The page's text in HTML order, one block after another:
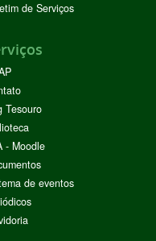
de Serviços
Tesouro
- Moodle
de eventos